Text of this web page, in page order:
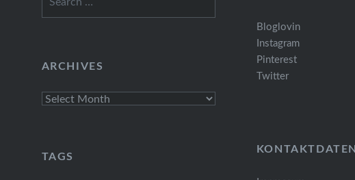
Bloglovin
Instagram
Pinterest
Twitter
ARCHIVES
Archives
KONTAKTDATEN
TAGS